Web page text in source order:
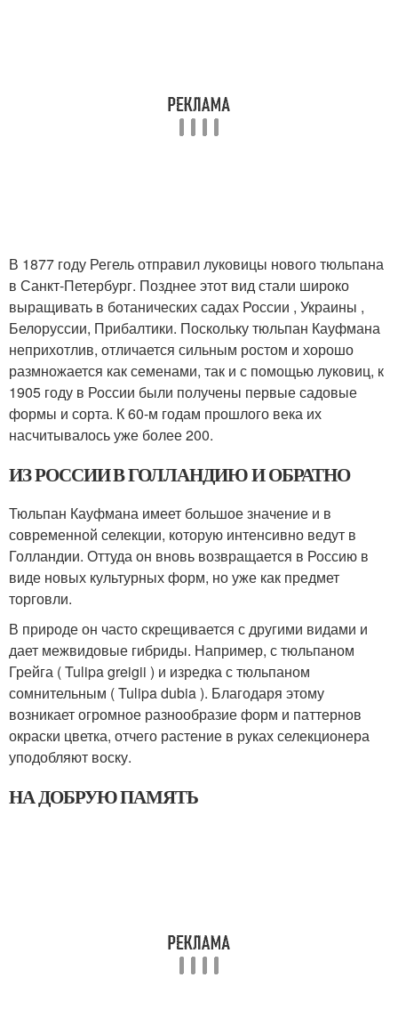
В 1877 году Регель отправил луковицы нового тюльпана
в Санкт-Петербург. Позднее этот вид стали широко
выращивать в ботанических садах России , Украины ,
Белоруссии, Прибалтики. Поскольку тюльпан Кауфмана
неприхотлив, отличается сильным ростом и хорошо
размножается как семенами, так и с помощью луковиц, к
1905 году в России были получены первые садовые
формы и сорта. К 60-м годам прошлого века их
насчитывалось уже более 200.
ИЗ РОССИИ В ГОЛЛАНДИЮ И ОБРАТНО
Тюльпан Кауфмана имеет большое значение и в
современной селекции, которую интенсивно ведут в
Голландии. Оттуда он вновь возвращается в Россию в
виде новых культурных форм, но уже как предмет
торговли.
В природе он часто скрещивается с другими видами и
дает межвидовые гибриды. Например, с тюльпаном
Грейга ( Tulipa greigii ) и изредка с тюльпаном
сомнительным ( Tulipa dubia ). Благодаря этому
возникает огромное разнообразие форм и паттернов
окраски цветка, отчего растение в руках селекционера
уподобляют воску.
НА ДОБРУЮ ПАМЯТЬ